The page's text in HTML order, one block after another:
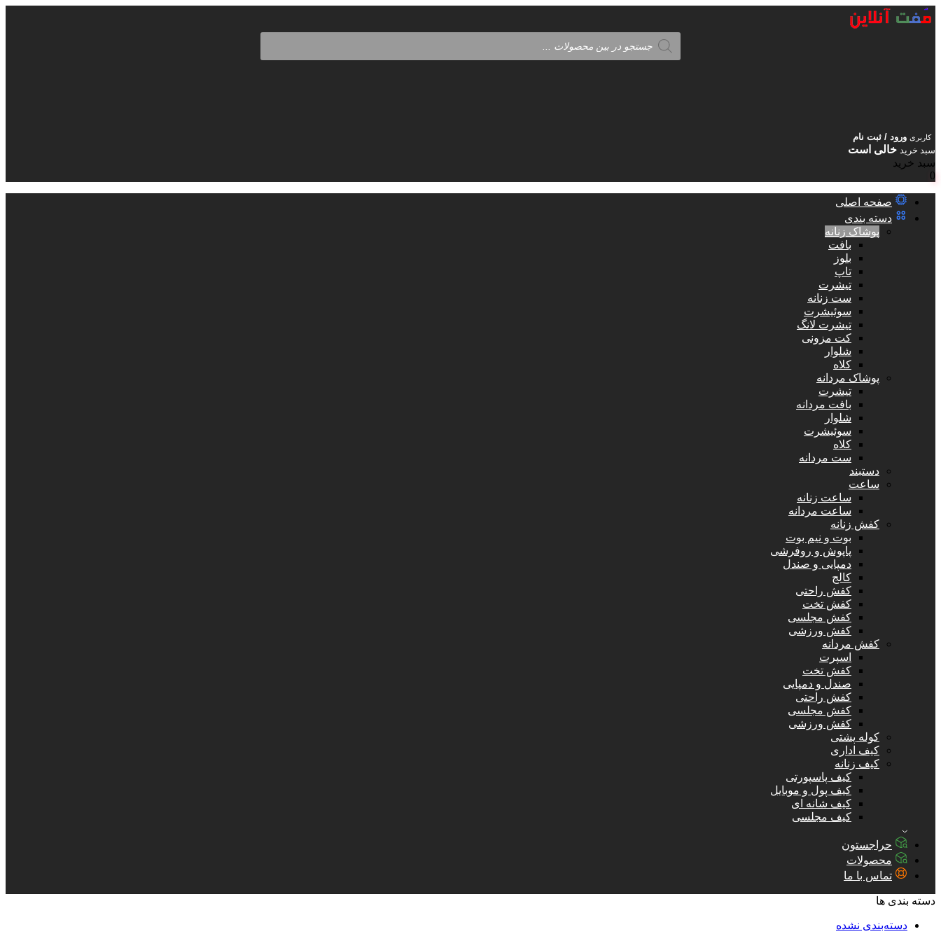
Products
search
کاربری ورود / ثبت نام
سبد خرید خالی است
سبد خرید
0
صفحه اصلی
دسته بندی
پوشاک زنانه
بافت
بلوز
تاپ
تیشرت
ست زنانه
سوئیشرت
تیشرت لانگ
کت مزونی
شلوار
کلاه
پوشاک مردانه
تیشرت
بافت مردانه
شلوار
سوئیشرت
کلاه
ست مردانه
دستبند
ساعت
ساعت زنانه
ساعت مردانه
کفش زنانه
بوت و نیم بوت
پاپوش و روفرشی
دمپایی و صندل
کالج
کفش راحتی
کفش تخت
کفش مجلسی
کفش ورزشی
کفش مردانه
اسپرت
کفش تخت
صندل و دمپایی
کفش راحتی
کفش مجلسی
کفش ورزشی
کوله پشتی
کیف اداری
کیف زنانه
کیف پاسپورتی
کیف پول و موبایل
کیف شانه ای
کیف مجلسی
حراجستون
محصولات
تماس با ما
دسته بندی ها
دسته‌بندی نشده